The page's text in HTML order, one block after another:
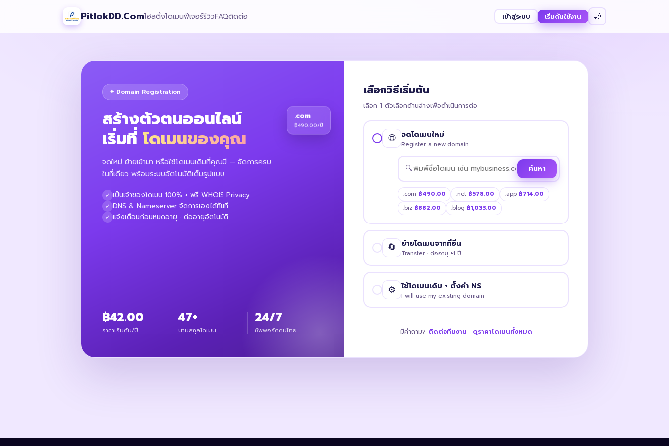
PitlokDD.Comโฮสติ้งโดเมนฟีเจอร์รีวิวFAQติดต่อ เข้าสู่ระบบ เริ่มต้นใช้งาน 🌙
✦ Domain Registration
สร้างตัวตนออนไลน์
เริ่มที่ โดเมนของคุณ
จดใหม่ ย้ายเข้ามา หรือใช้โดเมนเดิมที่คุณมี — จัดการครบ
ในที่เดียว พร้อมระบบอัตโนมัติเต็มรูปแบบ
✓ เป็นเจ้าของโดเมน 100% + ฟรี WHOIS Privacy
✓ DNS & Nameserver จัดการเองได้ทันที
✓ แจ้งเตือนก่อนหมดอายุ · ต่ออายุอัตโนมัติ
.com
฿490.00/ปี
฿42.00
ราคาเริ่มต้น/ปี
47+
นามสกุลโดเมน
24/7
ซัพพอร์ตคนไทย
เลือกวิธีเริ่มต้น
เลือก 1 ตัวเลือกด้านล่างเพื่อดำเนินการต่อ
🌐 จดโดเมนใหม่
Register a new domain
🔍 ค้นหา
.com ฿490.00 .net ฿578.00 .app ฿714.00
.biz ฿882.00 .blog ฿1,033.00
🔄 ย้ายโดเมนจากที่อื่น
Transfer · ต่ออายุ +1 ปี
⚙️ ใช้โดเมนเดิม + ตั้งค่า NS
I will use my existing domain
มีคำถาม? ติดต่อทีมงาน · ดูราคาโดเมนทั้งหมด